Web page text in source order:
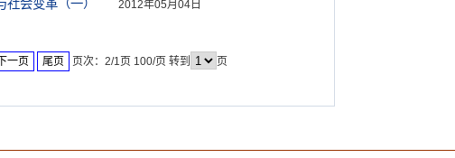
会变革（一） 2012年05月04日
一页 尾页 页次：2/1页 100/页 转到 页